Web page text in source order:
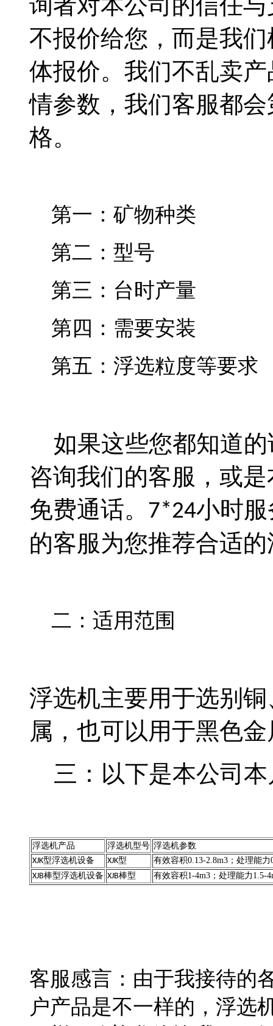
不报价给您，而是我
体报价。我们不乱卖
情参数，我们客服都
格。
第一：矿物种类
第二：型号
第三：台时产量
第四：需要安装
第五：浮选粒度等要求
如果这些您都知道的
咨询我们的客服，或
免费通话。 7*24小时
的客服为您推荐合适
二：适用范围
浮选机主要用于选别
属，也可以用于黑色
三：以下是本公司本
浮选机产品 浮选机型号 浮选机参数
XJK型浮选机设备 XJK型
有效容积0.13-2.8m3；处理能力
XJB棒型浮选机设备 XJB棒型 有效容积1-4m3；处理能力1.5-
客服感言：由于我接待的
户产品是不一样的，浮选